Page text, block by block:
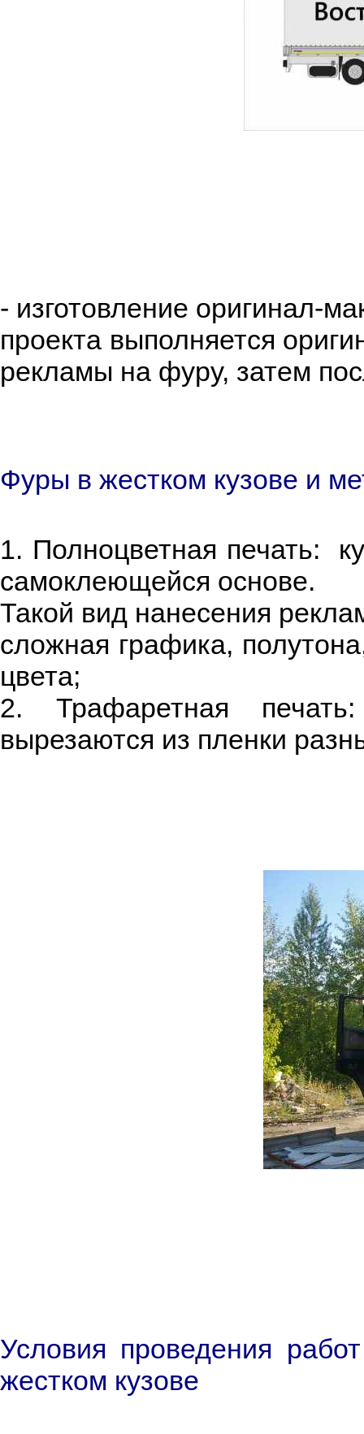
- изготовление оригинал-
проекта выполняется
рекламы на фуру, затем
Фуры в жестком кузове и
1. Полноцветная печать:
самоклеющейся основе.
Такой вид нанесения
сложная графика,
цвета;
2. Трафаретная
вырезаются из пленки
Условия проведения
жестком кузове